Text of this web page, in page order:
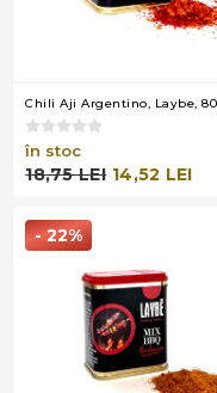
Chili Aji Argentino, Laybe,
în stoc
18,75 LEI 14,52 LEI
- 22%